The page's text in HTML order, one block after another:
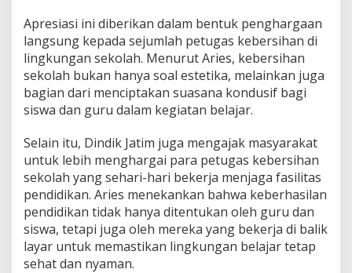
Apresiasi ini diberikan dalam bentuk penghargaan
langsung kepada sejumlah petugas kebersihan di
lingkungan sekolah. Menurut Aries, kebersihan
sekolah bukan hanya soal estetika, melainkan juga
bagian dari menciptakan suasana kondusif bagi
siswa dan guru dalam kegiatan belajar.
Selain itu, Dindik Jatim juga mengajak masyarakat
untuk lebih menghargai para petugas kebersihan
sekolah yang sehari-hari bekerja menjaga fasilitas
pendidikan. Aries menekankan bahwa keberhasilan
pendidikan tidak hanya ditentukan oleh guru dan
siswa, tetapi juga oleh mereka yang bekerja di balik
layar untuk memastikan lingkungan belajar tetap
sehat dan nyaman.